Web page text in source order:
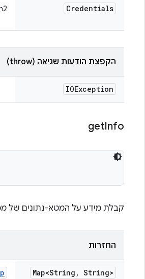
Credentials
הקפצת הודעות שגיאה (throw)
IOException
getInfo
קבלת מידע על המטא-נתונים של
החזרות
Map<String , String>